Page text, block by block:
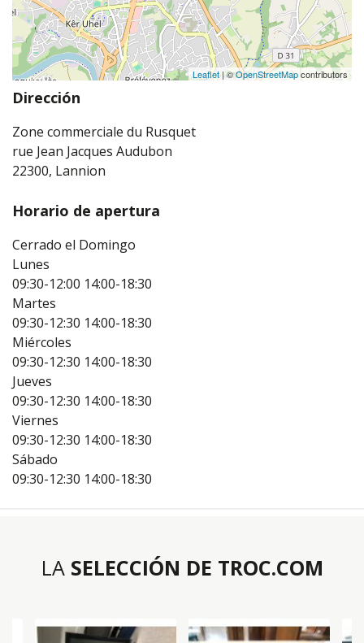
Leaflet| ©OpenStreetMapcontributors
Dirección
Zone commerciale du Rusquet
rue Jean Jacques Audubon
22300, Lannion
Horario de apertura
Cerrado el Domingo
Lunes
09:30-12:00 14:00-18:30
Martes
09:30-12:30 14:00-18:30
Miércoles
09:30-12:30 14:00-18:30
Jueves
09:30-12:30 14:00-18:30
Viernes
09:30-12:30 14:00-18:30
Sábado
09:30-12:30 14:00-18:30
LA SELECCIÓN DE TROC.COM